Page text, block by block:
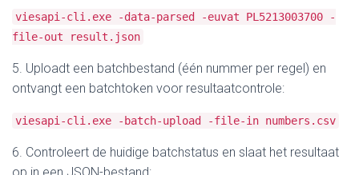
viesapi-cli.exe -data-parsed -euvat PL5213003700 -
file-out result.json
5. Uploadt een batchbestand (één nummer per regel) en
ontvangt een batchtoken voor resultaatcontrole:
viesapi-cli.exe -batch-upload -file-in numbers.csv
6. Controleert de huidige batchstatus en slaat het resultaat